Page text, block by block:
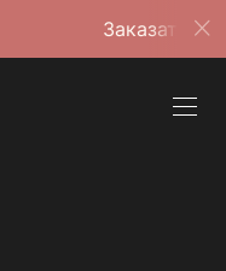
Заказать фотоотчёт